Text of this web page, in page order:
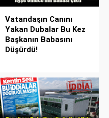
Vatandaşın Canını
Yakan Dubalar Bu Kez
Başkanın Babasını
Düşürdü!